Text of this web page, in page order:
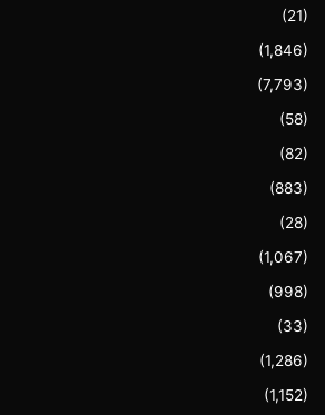
(21)
(1,846)
(7,793)
(58)
(82)
(883)
(28)
(1,067)
(998)
(33)
(1,286)
(1,152)